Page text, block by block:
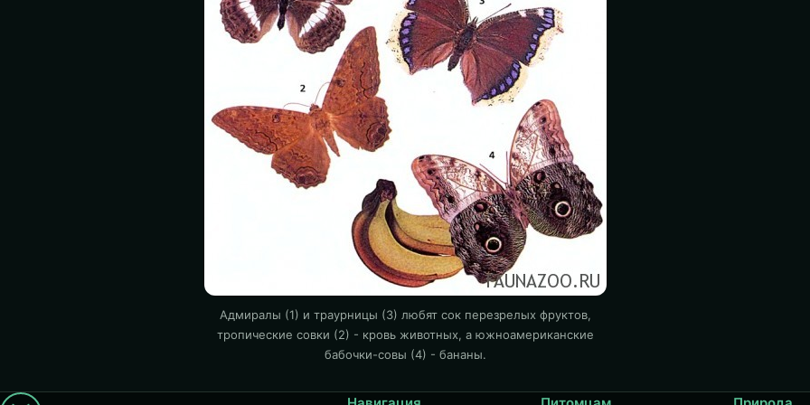
Адмиралы (1) и траурницы (3) любят сок перезрелых фруктов,
тропические совки (2) - кровь животных, а южноамериканские
бабочки-совы (4) - бананы.